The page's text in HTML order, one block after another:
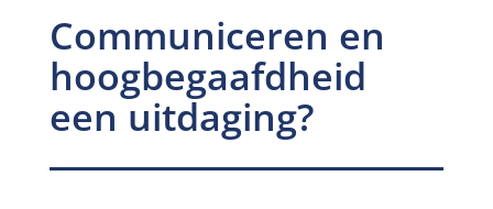
Communiceren en
hoogbegaafdheid
een uitdaging?